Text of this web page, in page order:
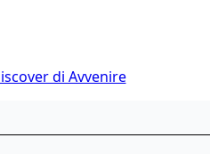
di Avvenire